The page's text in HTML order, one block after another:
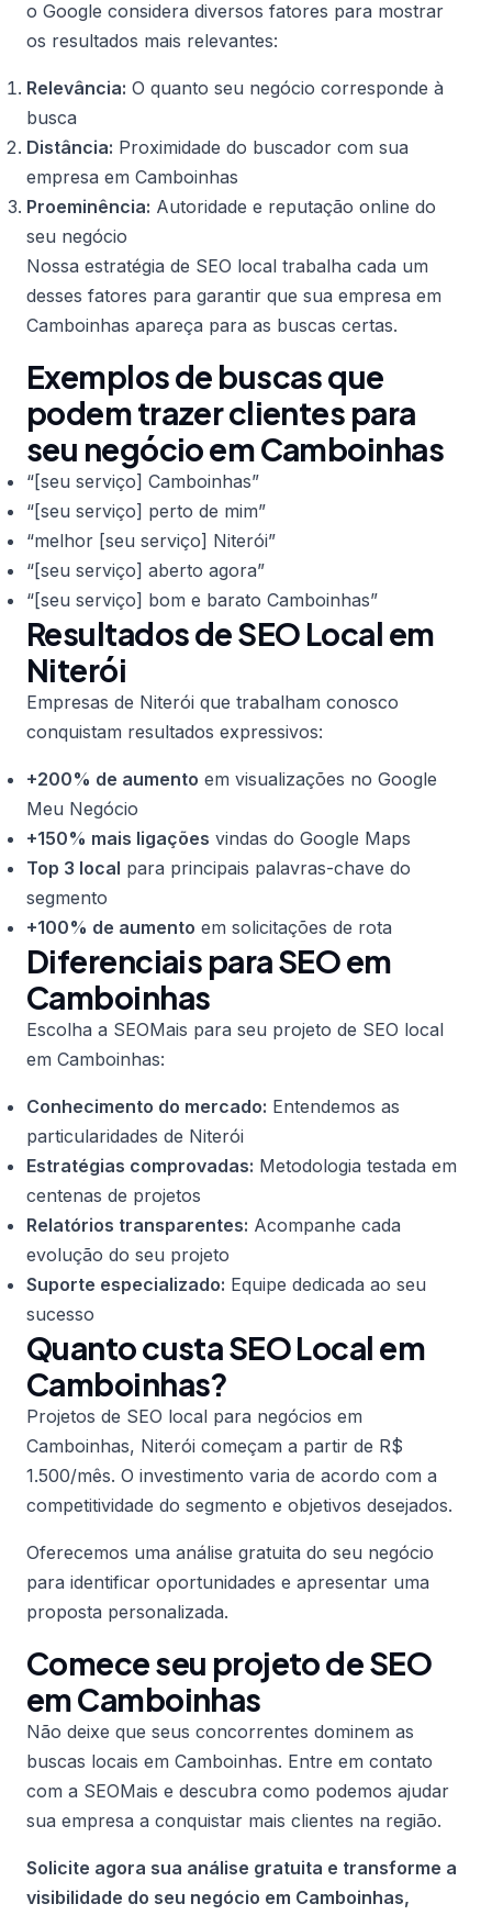
o Google considera diversos fatores para mostrar
os resultados mais relevantes:
Relevância: O quanto seu negócio corresponde à
busca
Distância: Proximidade do buscador com sua
empresa em Camboinhas
Proeminência: Autoridade e reputação online do
seu negócio
Nossa estratégia de SEO local trabalha cada um
desses fatores para garantir que sua empresa em
Camboinhas apareça para as buscas certas.
Exemplos de buscas que
podem trazer clientes para
seu negócio em Camboinhas
“[seu serviço] Camboinhas”
“[seu serviço] perto de mim”
“melhor [seu serviço] Niterói”
“[seu serviço] aberto agora”
“[seu serviço] bom e barato Camboinhas”
Resultados de SEO Local em
Niterói
Empresas de Niterói que trabalham conosco
conquistam resultados expressivos:
+200% de aumento em visualizações no Google
Meu Negócio
+150% mais ligações vindas do Google Maps
Top 3 local para principais palavras-chave do
segmento
+100% de aumento em solicitações de rota
Diferenciais para SEO em
Camboinhas
Escolha a SEOMais para seu projeto de SEO local
em Camboinhas:
Conhecimento do mercado: Entendemos as
particularidades de Niterói
Estratégias comprovadas: Metodologia testada em
centenas de projetos
Relatórios transparentes: Acompanhe cada
evolução do seu projeto
Suporte especializado: Equipe dedicada ao seu
sucesso
Quanto custa SEO Local em
Camboinhas?
Projetos de SEO local para negócios em
Camboinhas, Niterói começam a partir de R$
1.500/mês. O investimento varia de acordo com a
competitividade do segmento e objetivos desejados.
Oferecemos uma análise gratuita do seu negócio
para identificar oportunidades e apresentar uma
proposta personalizada.
Comece seu projeto de SEO
em Camboinhas
Não deixe que seus concorrentes dominem as
buscas locais em Camboinhas. Entre em contato
com a SEOMais e descubra como podemos ajudar
sua empresa a conquistar mais clientes na região.
Solicite agora sua análise gratuita e transforme a
visibilidade do seu negócio em Camboinhas,